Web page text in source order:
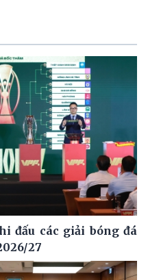
đấu các giải bóng đá
27